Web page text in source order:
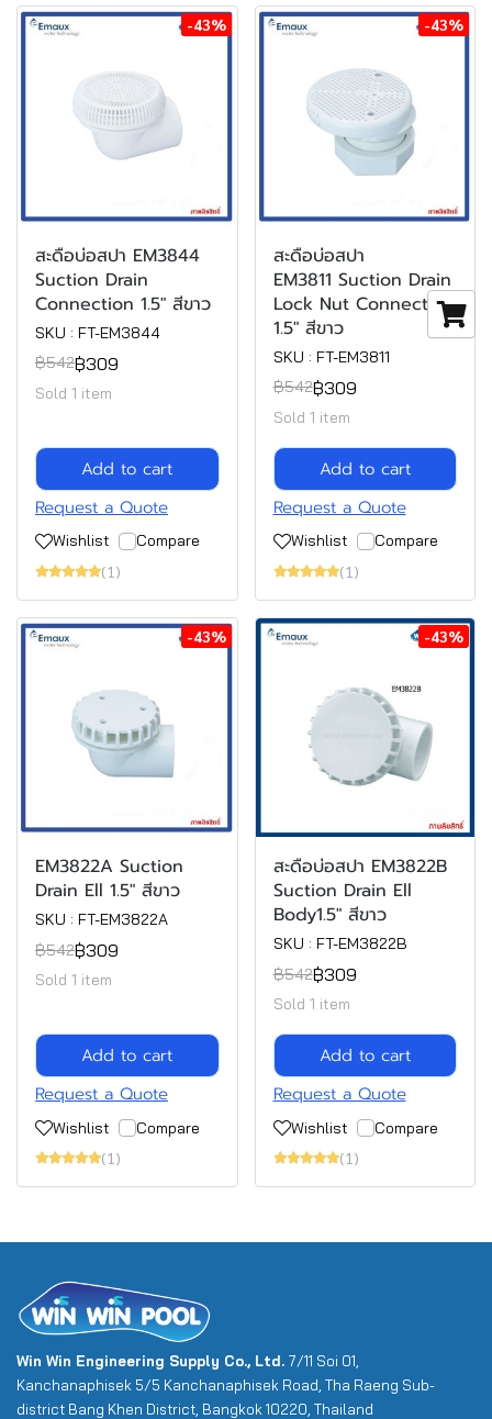
-43%
สะดือบ่อสปา EM3844
Suction Drain
Connection 1.5" สีขาว
SKU : FT-EM3844
฿542฿309
Sold 1 item
Add to cart
Request a Quote
Wishlist
Compare
(1)
-43%
สะดือบ่อสปา
EM3811 Suction Drain
Lock Nut Connection
1.5" สีขาว
SKU : FT-EM3811
฿542฿309
Sold 1 item
Add to cart
Request a Quote
Wishlist
Compare
(1)
-43%
EM3822A Suction
Drain Ell 1.5" สีขาว
SKU : FT-EM3822A
฿542฿309
Sold 1 item
Add to cart
Request a Quote
Wishlist
Compare
(1)
-43%
สะดือบ่อสปา EM3822B
Suction Drain Ell
Body1.5" สีขาว
SKU : FT-EM3822B
฿542฿309
Sold 1 item
Add to cart
Request a Quote
Wishlist
Compare
(1)
Win Win Engineering Supply Co., Ltd. 7/11 Soi 01,
Kanchanaphisek 5/5 Kanchanaphisek Road, Tha Raeng Sub-
district Bang Khen District, Bangkok 10220, Thailand